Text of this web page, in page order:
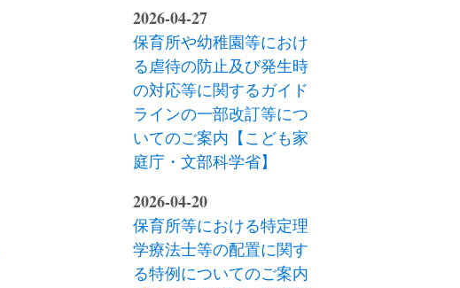
2026-04-27
保育所や幼稚園等におけ
る虐待の防止及び発生時
の対応等に関するガイド
ラインの一部改訂等につ
いてのご案内【こども家
庭庁・文部科学省】
2026-04-20
保育所等における特定理
学療法士等の配置に関す
る特例についてのご案内